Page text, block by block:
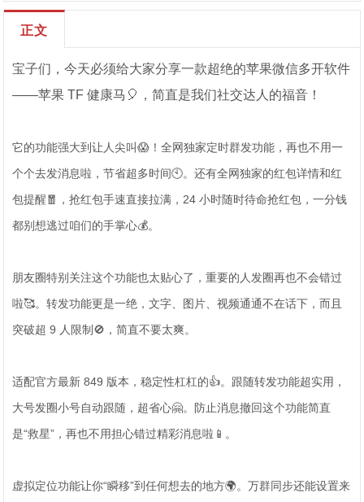
正文
宝子们，今天必须给大家分享一款超绝的苹果微信多开软件
——苹果 TF 健康马🎈，简直是我们社交达人的福音！
它的功能强大到让人尖叫😱！全网独家定时群发功能，再也不用一
个个去发消息啦，节省超多时间🕙。还有全网独家的红包详情和红
包提醒🧧，抢红包手速直接拉满，24 小时随时待命抢红包，一分钱
都别想逃过咱们的手掌心💰。
朋友圈特别关注这个功能也太贴心了，重要的人发圈再也不会错过
啦🥰。转发功能更是一绝，文字、图片、视频通通不在话下，而且
突破超 9 人限制🚫，简直不要太爽。
适配官方最新 849 版本，稳定性杠杠的👍。跟随转发功能超实用，
大号发圈小号自动跟随，超省心🤗。防止消息撤回这个功能简直
是“救星”，再也不用担心错过精彩消息啦📱。
虚拟定位功能让你“瞬移”到任何想去的地方🌍。万群同步还能设置来